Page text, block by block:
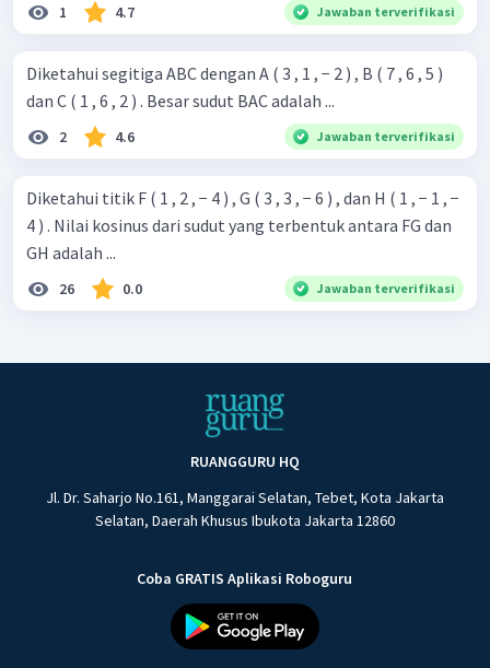
1 4.7 Jawaban terverifikasi
Diketahui segitiga ABC dengan A ( 3 , 1 , − 2 ) , B ( 7 , 6 , 5 )
dan C ( 1 , 6 , 2 ) . Besar sudut BAC adalah ...
2 4.6 Jawaban terverifikasi
Diketahui titik F ( 1 , 2 , − 4 ) , G ( 3 , 3 , − 6 ) , dan H ( 1 , − 1 , −
4 ) . Nilai kosinus dari sudut yang terbentuk antara FG dan
GH adalah ...
26 0.0 Jawaban terverifikasi
RUANGGURU HQ
Jl. Dr. Saharjo No.161, Manggarai Selatan, Tebet, Kota Jakarta
Selatan, Daerah Khusus Ibukota Jakarta 12860
Coba GRATIS Aplikasi Roboguru